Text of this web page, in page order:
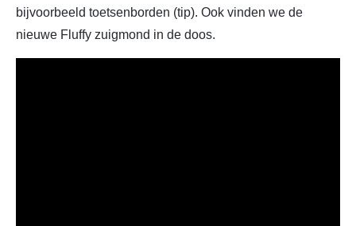
bijvoorbeeld toetsenborden (tip). Ook vinden we de
nieuwe Fluffy zuigmond in de doos.